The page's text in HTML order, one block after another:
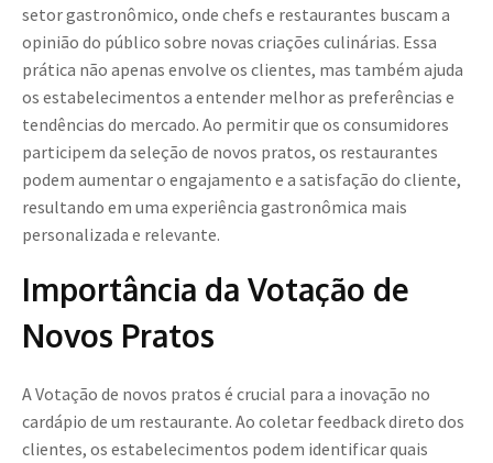
setor gastronômico, onde chefs e restaurantes buscam a
opinião do público sobre novas criações culinárias. Essa
prática não apenas envolve os clientes, mas também ajuda
os estabelecimentos a entender melhor as preferências e
tendências do mercado. Ao permitir que os consumidores
participem da seleção de novos pratos, os restaurantes
podem aumentar o engajamento e a satisfação do cliente,
resultando em uma experiência gastronômica mais
personalizada e relevante.
Importância da Votação de
Novos Pratos
A Votação de novos pratos é crucial para a inovação no
cardápio de um restaurante. Ao coletar feedback direto dos
clientes, os estabelecimentos podem identificar quais